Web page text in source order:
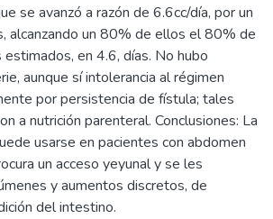
se avanzó a razón de 6.6cc/día, por un
alcanzando un 80% de ellos el 80% de
en 4.6, días. No hubo
aunque sí intolerancia al régimen
por persistencia de fístula; tales
a nutrición parenteral. Conclusiones: La
usarse en pacientes con abdomen
un acceso yeyunal y se les
y aumentos discretos, de
del intestino.